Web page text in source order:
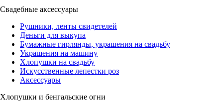
Свадебные аксессуары
Рушники, ленты свидетелей
Деньги для выкупа
Бумажные гирлянды, украшения на свадьбу
Украшения на машину
Хлопушки на свадьбу
Искусственные лепестки роз
Аксессуары
Хлопушки и бенгальские огни